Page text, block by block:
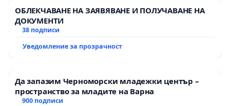
ОБЛЕКЧАВАНЕ НА ЗАЯВЯВАНЕ И ПОЛУЧАВАНЕ НА
ДОКУМЕНТИ
38 подписи
Уведомление за прозрачност
Да запазим Черноморски младежки център –
пространство за младите на Варна
900 подписи